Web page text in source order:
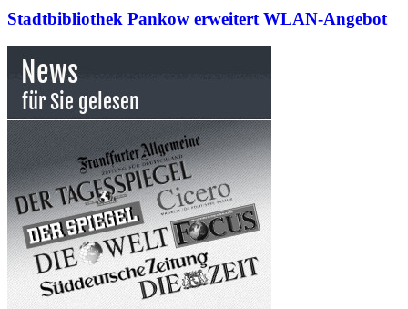
Stadtbibliothek Pankow erweitert WLAN-Angebot